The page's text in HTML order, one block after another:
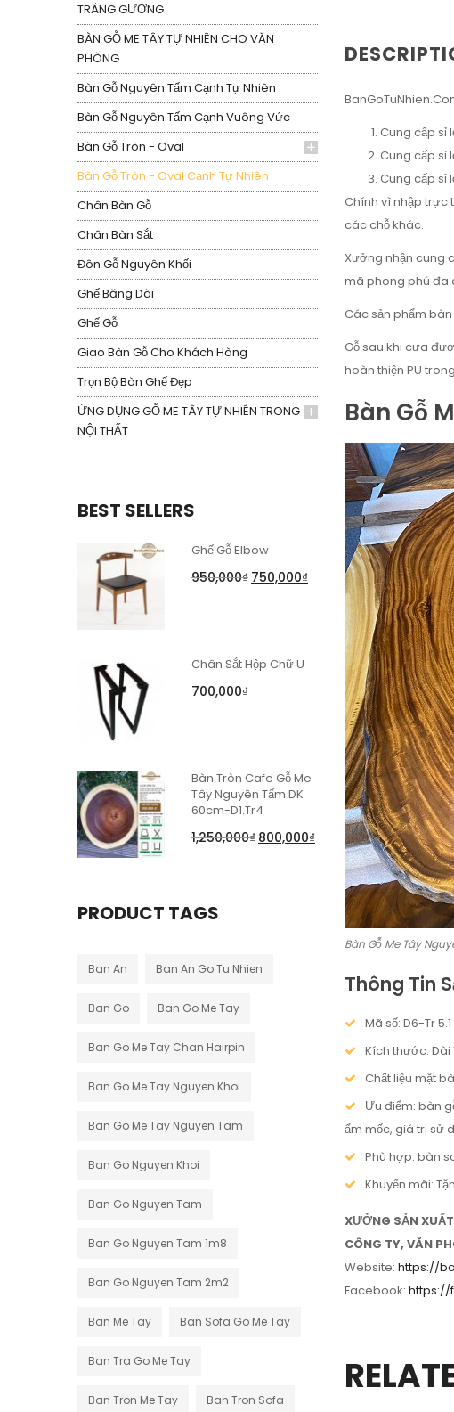
TRÁNG GƯƠNG
BÀN GỖ ME TÂY TỰ NHIÊN CHO VĂN
PHÒNG
Bàn Gỗ Nguyên Tấm Cạnh Tự Nhiên
Bàn Gỗ Nguyên Tấm Cạnh Vuông Vức
Bàn Gỗ Tròn - Oval
Bàn Gỗ Tròn - Oval Cạnh Tự Nhiên
Chân Bàn Gỗ
Chân Bàn Sắt
Đôn Gỗ Nguyên Khối
Ghế Băng Dài
Ghế Gỗ
Giao Bàn Gỗ Cho Khách Hàng
Trọn Bộ Bàn Ghế Đẹp
ỨNG DỤNG GỖ ME TÂY TỰ NHIÊN TRONG
NỘI THẤT
BEST SELLERS
Ghế Gỗ Elbow
950,000₫ 750,000₫
Chân Sắt Hộp Chữ U
700,000₫
Bàn Tròn Cafe Gỗ Me
Tây Nguyên Tấm DK
60cm-D1.Tr4
1,250,000₫ 800,000₫
PRODUCT TAGS
Ban An Ban An Go Tu Nhien
Ban Go Ban Go Me Tay
Ban Go Me Tay Chan Hairpin
Ban Go Me Tay Nguyen Khoi
Ban Go Me Tay Nguyen Tam
Ban Go Nguyen Khoi
Ban Go Nguyen Tam
Ban Go Nguyen Tam 1m8
Ban Go Nguyen Tam 2m2
Ban Me Tay Ban Sofa Go Me Tay
Ban Tra Go Me Tay
Ban Tron Me Tay Ban Tron Sofa
Cung cấp sỉ
Cung cấp sỉ
Cung cấp sỉ
Chính vì nhập trực
các chỗ khác.
Xưởng nhận cung
mã phong phú đa
Các sản phẩm
Gỗ sau khi cưa
hoàn thiện PU
Bàn Gỗ
Bàn Gỗ Me Tây
Thông Tin
Mã số: D6-Tr 5.1
Kích thước: Dài
Chất liệu mặt
Ưu điểm: bàn
ẩm mốc, giá trị sử
Phù hợp: bàn
Khuyến mãi:
XƯỞNG SẢN XUẤT
CÔNG TY, VĂN
Website: https://
Facebook: https://